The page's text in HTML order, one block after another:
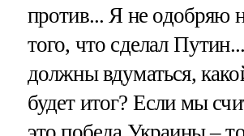
против... Я не одобряю
того, что сделал
должны вдуматься,
будет итог? Если мы